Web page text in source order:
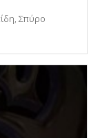
Σπύρο